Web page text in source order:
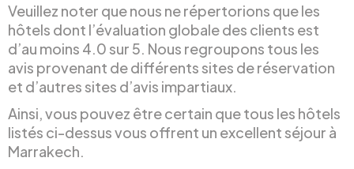
Veuillez noter que nous ne répertorions que les
hôtels dont l’évaluation globale des clients est
d’au moins 4.0 sur 5. Nous regroupons tous les
avis provenant de différents sites de réservation
et d’autres sites d’avis impartiaux.
Ainsi, vous pouvez être certain que tous les hôtels
listés ci-dessus vous offrent un excellent séjour à
Marrakech.